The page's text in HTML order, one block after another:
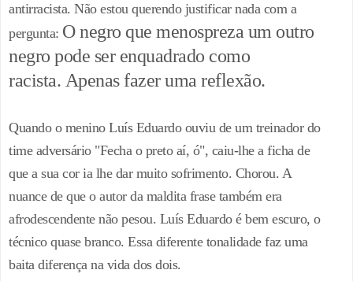
antirracista. Não estou querendo justificar nada com a
pergunta: O negro que menospreza um outro
negro pode ser enquadrado como
racista. Apenas fazer uma reflexão.
Quando o menino Luís Eduardo ouviu de um treinador do
time adversário "Fecha o preto aí, ó", caiu-lhe a ficha de
que a sua cor ia lhe dar muito sofrimento. Chorou. A
nuance de que o autor da maldita frase também era
afrodescendente não pesou. Luís Eduardo é bem escuro, o
técnico quase branco. Essa diferente tonalidade faz uma
baita diferença na vida dos dois.